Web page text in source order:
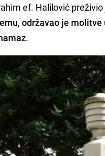
ef. Halilović
održavao je
.